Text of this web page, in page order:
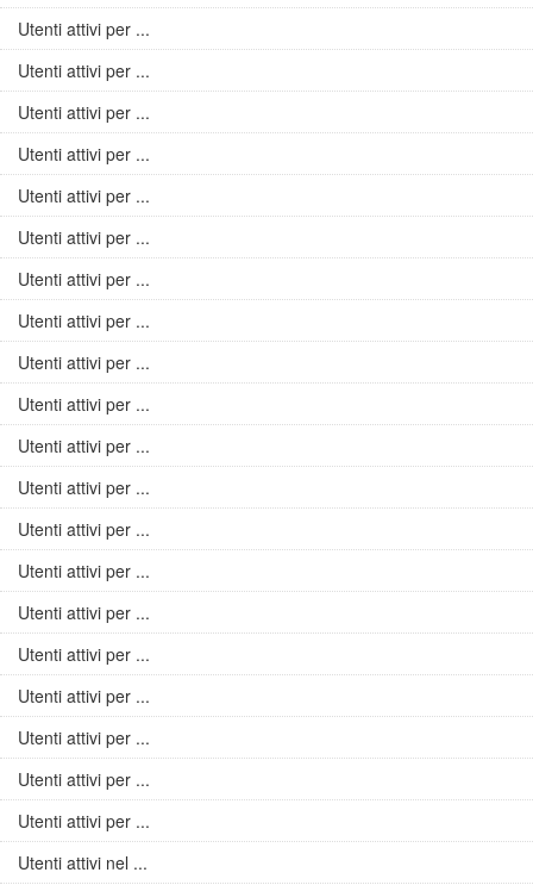
Utenti attivi per ...
Utenti attivi per ...
Utenti attivi per ...
Utenti attivi per ...
Utenti attivi per ...
Utenti attivi per ...
Utenti attivi per ...
Utenti attivi per ...
Utenti attivi per ...
Utenti attivi per ...
Utenti attivi per ...
Utenti attivi per ...
Utenti attivi per ...
Utenti attivi per ...
Utenti attivi per ...
Utenti attivi per ...
Utenti attivi per ...
Utenti attivi per ...
Utenti attivi per ...
Utenti attivi per ...
Utenti attivi nel ...